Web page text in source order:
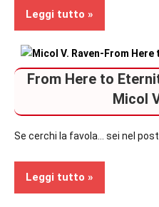
Leggi tutto
Romance
From Here to
Micol
Se cerchi la favola… sei nel
Leggi tutto